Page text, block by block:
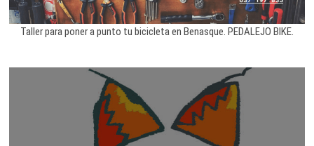
Taller para poner a punto tu bicicleta en Benasque. PEDALEJO BIKE.